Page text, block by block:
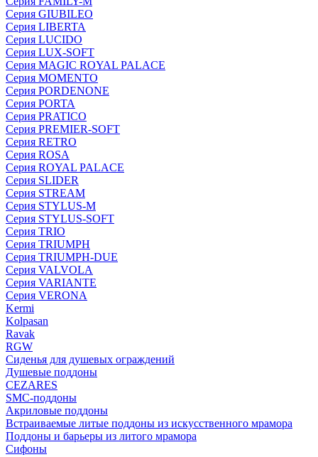
Серия GIUBILEO
Серия LIBERTA
Серия LUCIDO
Серия LUX-SOFT
Серия MAGIC ROYAL PALACE
Серия MOMENTO
Серия PORDENONE
Серия PORTA
Серия PRATICO
Серия PREMIER-SOFT
Серия RETRO
Серия ROSA
Серия ROYAL PALACE
Серия SLIDER
Серия STREAM
Серия STYLUS-M
Серия STYLUS-SOFT
Серия TRIO
Серия TRIUMPH
Серия TRIUMPH-DUE
Серия VALVOLA
Серия VARIANTE
Серия VERONA
Kermi
Kolpasan
Ravak
RGW
Сиденья для душевых ограждений
Душевые поддоны
CEZARES
SMC-поддоны
Акриловые поддоны
Встраиваемые литые поддоны из искусственного мрамора
Поддоны и барьеры из литого мрамора
Сифоны